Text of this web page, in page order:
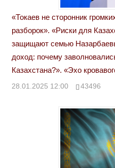
«Токаев не сторонник
разборок». «Риски для
защищают семью
доход: почему
Казахстана?». «Эхо
28.01.2025 12:00 43496